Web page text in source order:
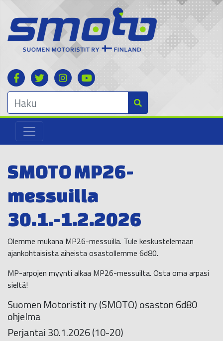
SMOTO MP26-
messuilla
30.1.-1.2.2026
Olemme mukana MP26-messuilla. Tule keskustelemaan
ajankohtaisista aiheista osastollemme 6d80.
MP-arpojen myynti alkaa MP26-messuilta. Osta oma arpasi
sieltä!
Suomen Motoristit ry (SMOTO) osaston 6d80
ohjelma
Perjantai 30.1.2026 (10-20)